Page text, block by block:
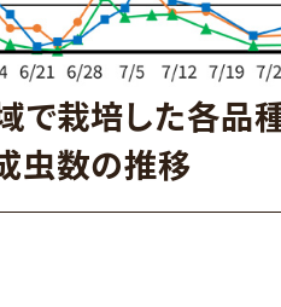
栽培した各品
虫数の推移